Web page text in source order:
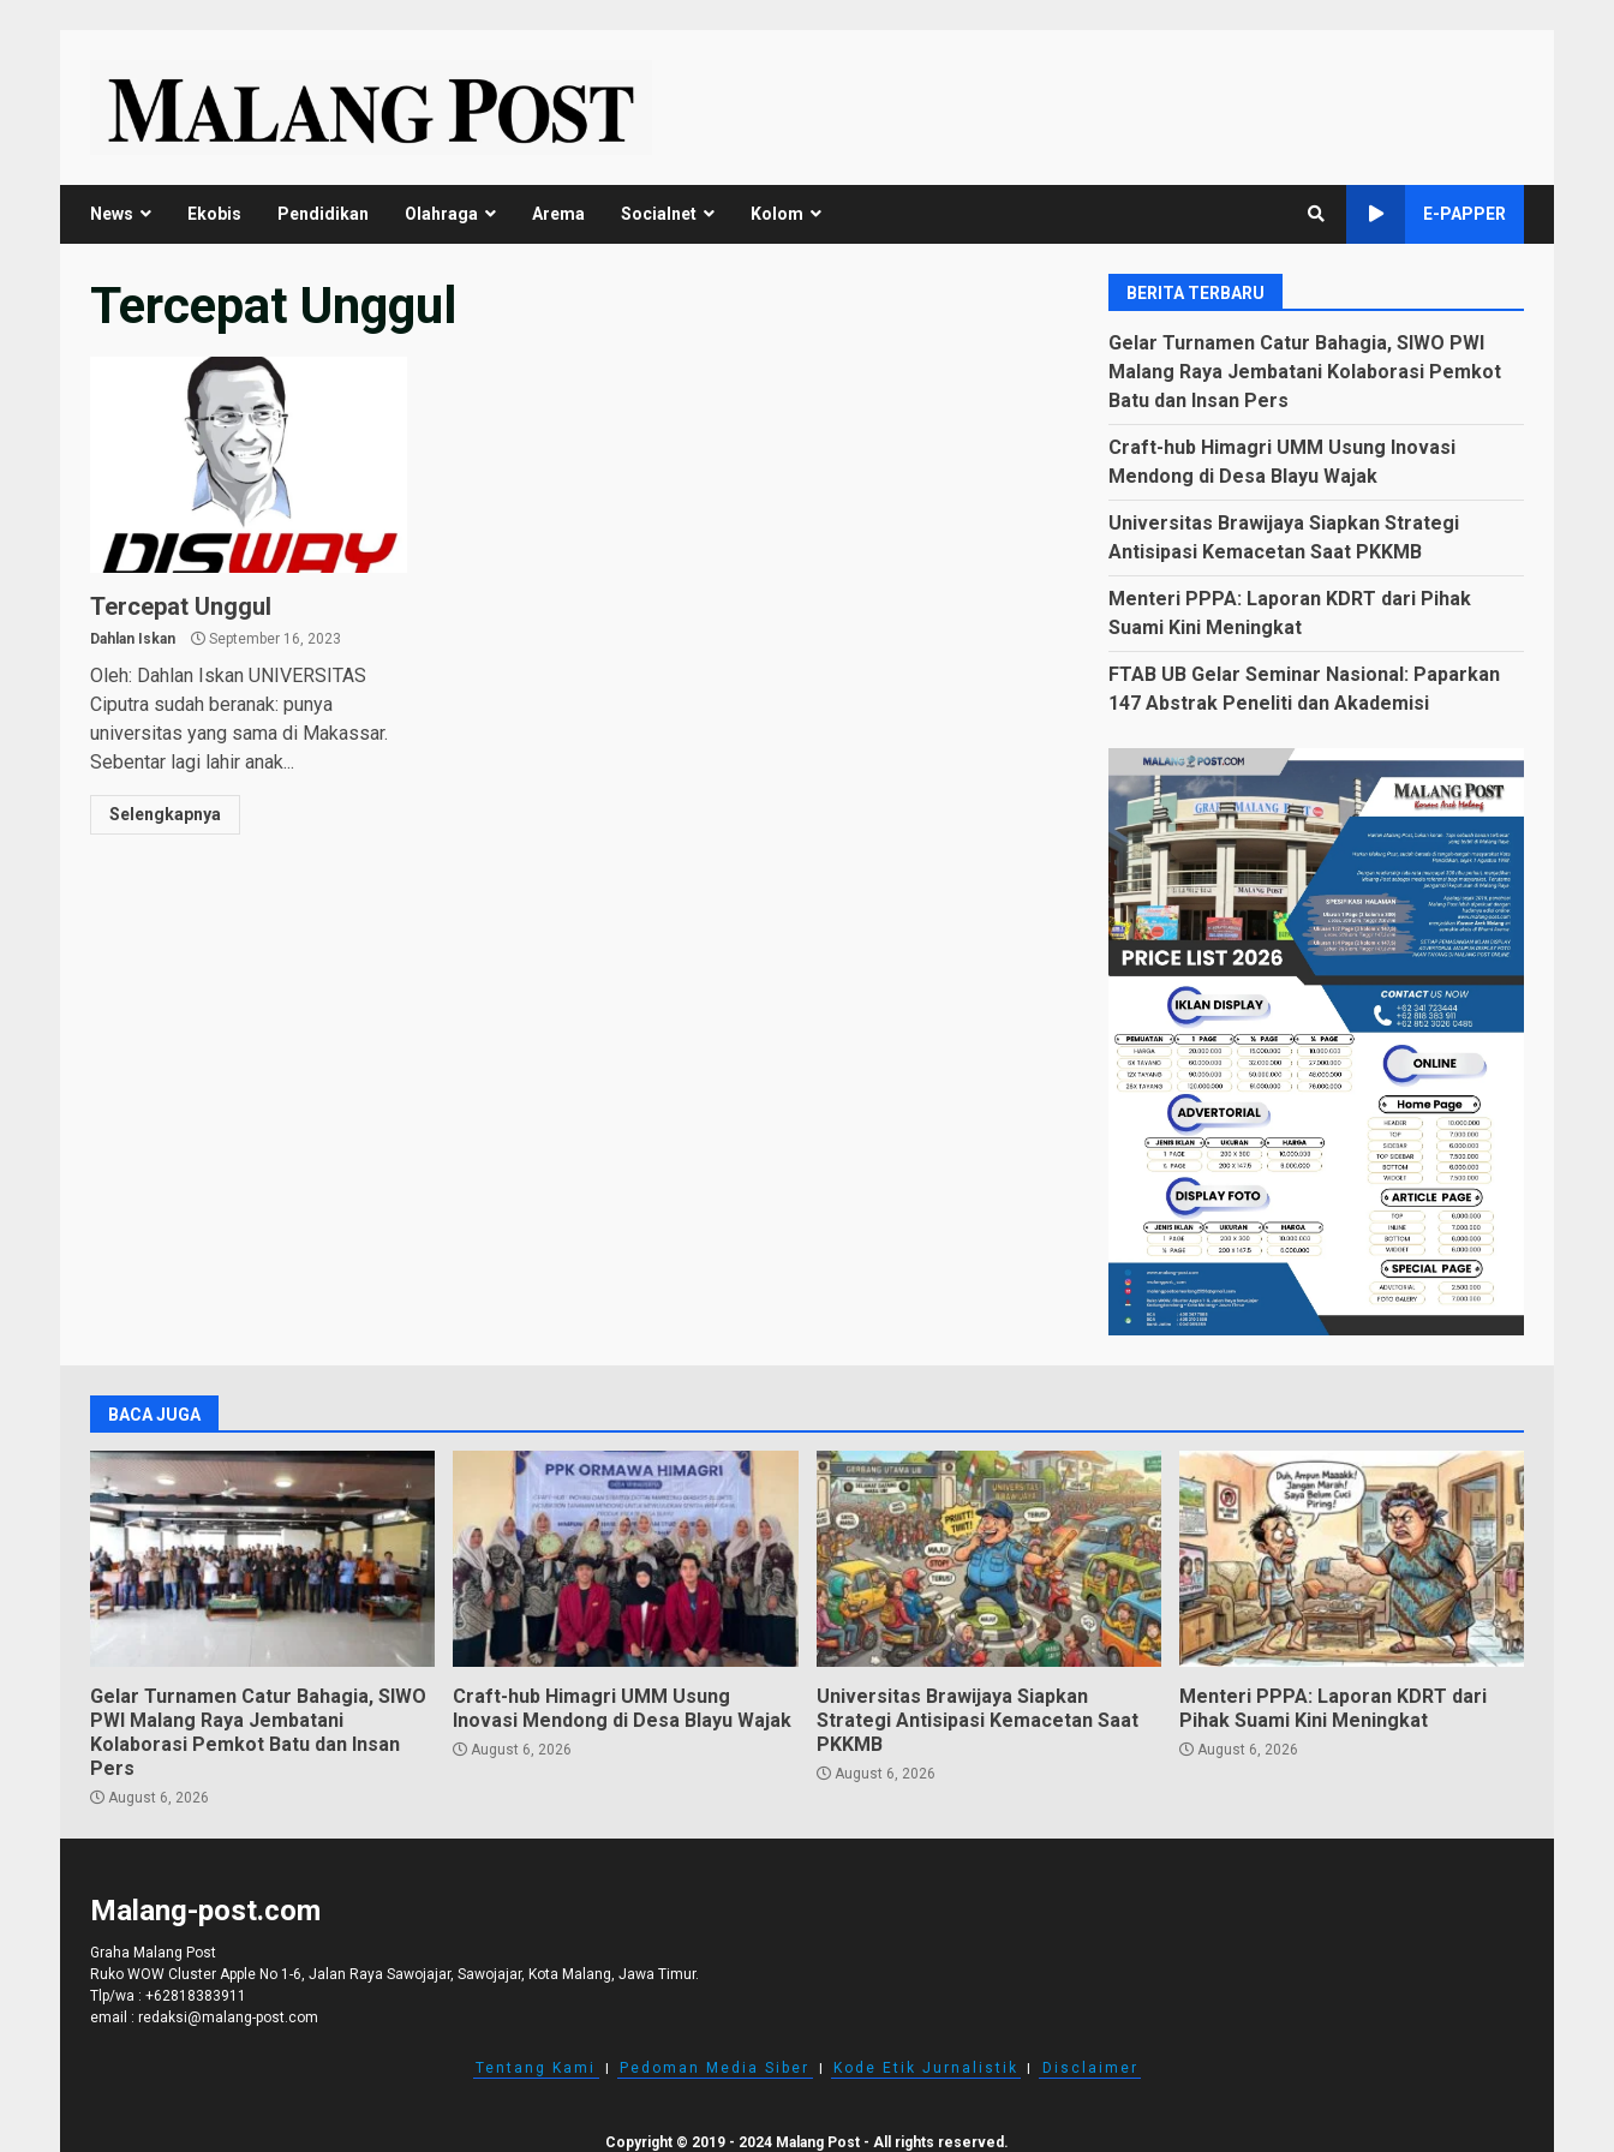
content
News Ekobis Pendidikan Olahraga Arema Socialnet Kolom E-PAPPER
Tercepat Unggul
Tercepat Unggul
Dahlan Iskan September 16, 2023
Oleh: Dahlan Iskan UNIVERSITAS
Ciputra sudah beranak: punya
universitas yang sama di Makassar.
Sebentar lagi lahir anak...
Selengkapnya
BERITA TERBARU
Gelar Turnamen Catur Bahagia, SIWO PWI
Malang Raya Jembatani Kolaborasi Pemkot
Batu dan Insan Pers
Craft-hub Himagri UMM Usung Inovasi
Mendong di Desa Blayu Wajak
Universitas Brawijaya Siapkan Strategi
Antisipasi Kemacetan Saat PKKMB
Menteri PPPA: Laporan KDRT dari Pihak
Suami Kini Meningkat
FTAB UB Gelar Seminar Nasional: Paparkan
147 Abstrak Peneliti dan Akademisi
BACA JUGA
Gelar Turnamen Catur Bahagia, SIWO
PWI Malang Raya Jembatani
Kolaborasi Pemkot Batu dan Insan
Pers
August 6, 2026
Craft-hub Himagri UMM Usung
Inovasi Mendong di Desa Blayu Wajak
August 6, 2026
Universitas Brawijaya Siapkan
Strategi Antisipasi Kemacetan Saat
PKKMB
August 6, 2026
Menteri PPPA: Laporan KDRT dari
Pihak Suami Kini Meningkat
August 6, 2026
Malang-post.com
Graha Malang Post
Ruko WOW Cluster Apple No 1-6, Jalan Raya Sawojajar, Sawojajar, Kota Malang, Jawa Timur.
Tlp/wa : +62818383911
email : redaksi@malang-post.com
Tentang Kami I Pedoman Media Siber I Kode Etik Jurnalistik I Disclaimer
Copyright © 2019 - 2024 Malang Post - All rights reserved.